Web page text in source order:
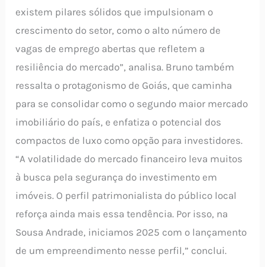
existem pilares sólidos que impulsionam o
crescimento do setor, como o alto número de
vagas de emprego abertas que refletem a
resiliência do mercado”, analisa. Bruno também
ressalta o protagonismo de Goiás, que caminha
para se consolidar como o segundo maior mercado
imobiliário do país, e enfatiza o potencial dos
compactos de luxo como opção para investidores.
“A volatilidade do mercado financeiro leva muitos
à busca pela segurança do investimento em
imóveis. O perfil patrimonialista do público local
reforça ainda mais essa tendência. Por isso, na
Sousa Andrade, iniciamos 2025 com o lançamento
de um empreendimento nesse perfil,” conclui.